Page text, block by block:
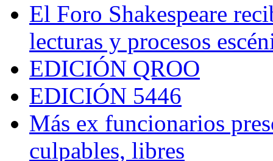
El Foro Shakespeare
lecturas y procesos
EDICIÓN QROO
EDICIÓN 5446
Más ex funcionarios
culpables, libres